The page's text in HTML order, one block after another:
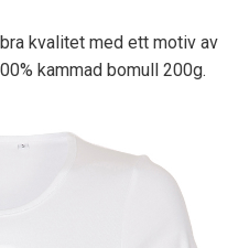
kvalitet med ett motiv av
kammad bomull 200g.